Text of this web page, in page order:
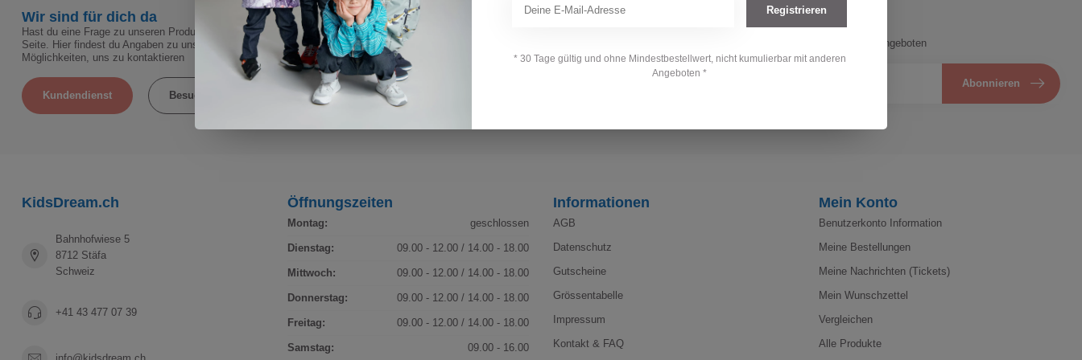
Wir sind für dich da
Hast du eine Frage zu unseren Produkten oder deiner Bestellung? Dann wirf einen Blick auf unsere Kundenservice-
Seite. Hier findest du Angaben zu unserem Unternehmen, Antworten auf häufig gestellte Fragen und verschiedene
Möglichkeiten, uns zu kontaktieren
Kundendienst Besuche unseren Laden
Abonniere jetzt unseren Newsletter
Bleibe auf dem Laufenden mit unseren Newsletter-Angeboten
Abonnieren
KidsDream.ch
Bahnhofwiese 5
8712 Stäfa
Schweiz
+41 43 477 07 39
Öffnungszeiten
Montag: geschlossen
Dienstag: 09.00 - 12.00 / 14.00 - 18.00
Mittwoch: 09.00 - 12.00 / 14.00 - 18.00
Donnerstag: 09.00 - 12.00 / 14.00 - 18.00
Freitag: 09.00 - 12.00 / 14.00 - 18.00
Samstag: 09.00 - 16.00
Informationen
AGB
Datenschutz
Gutscheine
Grössentabelle
Impressum
Kontakt & FAQ
Mein Konto
Benutzerkonto Information
Meine Bestellungen
Meine Nachrichten (Tickets)
Mein Wunschzettel
Vergleichen
Alle Produkte
Registrieren
* 30 Tage gültig und ohne Mindestbestellwert, nicht kumulierbar mit anderen
Angeboten *